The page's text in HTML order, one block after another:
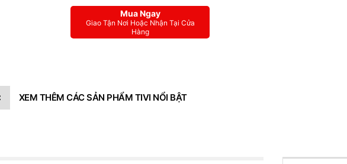
tương phản cá tính với các màu sắc chủ
Mua Ngay
Giao Tận Nơi Hoặc Nhận Tại Cửa
Hàng
XEM THÊM CÁC SẢN PHẨM TIVI NỔI BẬT